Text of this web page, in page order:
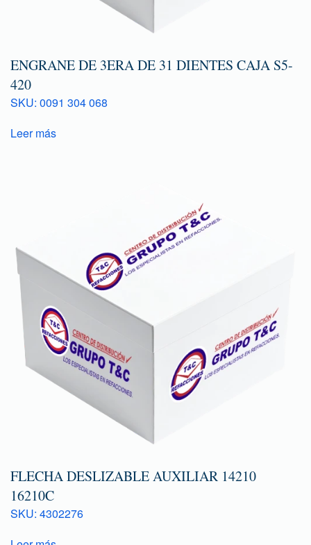
ENGRANE DE 3ERA DE 31 DIENTES CAJA S5-
420
SKU: 0091 304 068
Leer más
FLECHA DESLIZABLE AUXILIAR 14210
16210C
SKU: 4302276